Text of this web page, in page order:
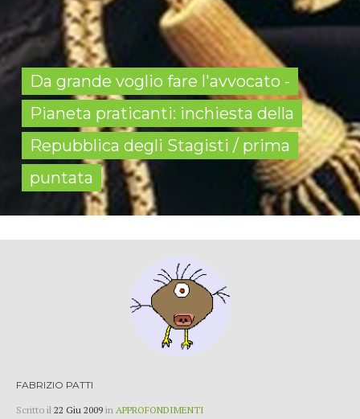
Da grande voglio fare l'avvocato -
Pianeta praticanti: inchiesta della
Repubblica degli Stagisti / prima
puntata
FABRIZIO PATTI
Scritto il 22 Giu 2009 in APPROFONDIMENTI